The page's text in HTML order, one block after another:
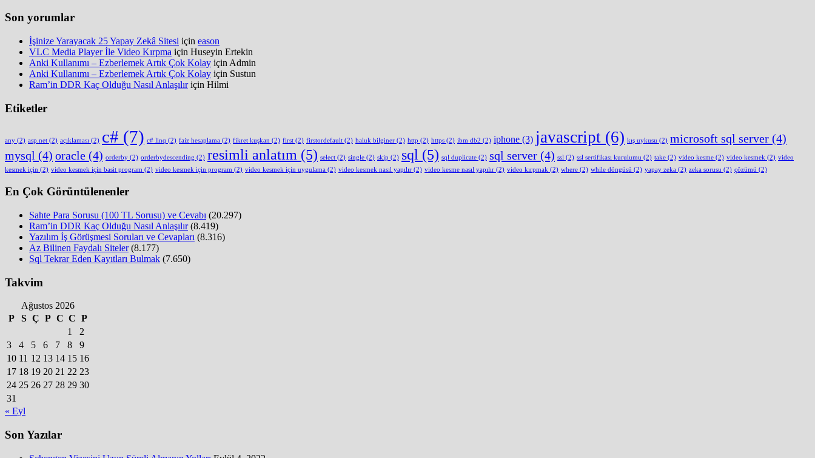
Son yorumlar
İşinize Yarayacak 25 Yapay Zekâ Sitesi için eason
VLC Media Player İle Video Kırpma için Huseyin Ertekin
Anki Kullanımı – Ezberlemek Artık Çok Kolay için Admin
Anki Kullanımı – Ezberlemek Artık Çok Kolay için Sustun
Ram’in DDR Kaç Olduğu Nasıl Anlaşılıriçin Hilmi
Etiketler
any (2) asp.net (2) açıklaması (2) c# (7) c# linq (2) faiz hesaplama (2) fikret kuşkan (2) first (2) firstordefault (2) haluk bilginer (2) http (2) https (2) ibm db2 (2) iphone (3) javascript (6) kış uykusu (2) microsoft sql server (4)
mysql (4) oracle (4) orderby (2) orderbydescending (2) resimli anlatım (5) select (2) single (2) skip (2) sql (5) sql duplicate (2) sql server (4) ssl (2) ssl sertifikası kurulumu (2) take (2) video kesme (2) video kesmek (2) video
kesmek için (2) video kesmek için basit program (2) video kesmek için program (2) video kesmek için uygulama (2) video kesmek nasıl yapılır (2) video kesme nasıl yapılır (2) video kırpmak (2) where (2) while döngüsü (2) yapay zeka (2) zeka sorusu (2) çözümü (2)
En Çok Görüntülenenler
Sahte Para Sorusu (100 TL Sorusu) ve Cevabı (20.297)
Ram’in DDR Kaç Olduğu Nasıl Anlaşılır (8.419)
Yazılım İş Görüşmesi Soruları ve Cevapları (8.316)
Az Bilinen Faydalı Siteler (8.177)
Sql Tekrar Eden Kayıtları Bulmak (7.650)
Takvim
Ağustos 2026
P
S Ç P C C P
1
2
3
4 5 6 7 8
9
10 11 12 13 14 15 16
17 18 19 20 21 22 23
24 25 26 27 28 29 30
31
« Eyl
Son Yazılar